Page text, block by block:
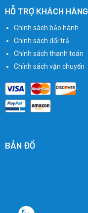
HỖ TRỢ KHÁCH HÀNG
Chính sách bảo hành
Chính sách đổi trả
Chính sách thanh toán
Chính sách vận chuyển
BẢN ĐỒ